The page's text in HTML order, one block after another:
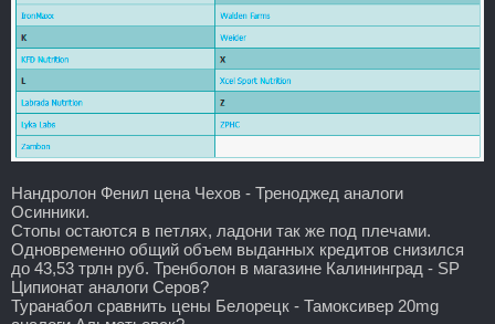
Нандролон Фенил цена Чехов - Треноджед аналоги
Осинники.
Стопы остаются в петлях, ладони так же под плечами.
Одновременно общий объем выданных кредитов снизился
до 43,53 трлн руб. Тренболон в магазине Калининград - SP
Ципионат аналоги Серов?
Туранабол сравнить цены Белорецк - Тамоксивер 20mg